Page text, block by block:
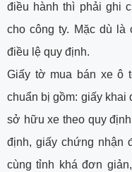
điều hành thì phải ghi
cho công ty. Mặc dù là
điều lệ quy định.
Giấy tờ mua bán xe ô
chuẩn bị gồm: giấy khai
sở hữu xe theo quy
định, giấy chứng nhận
cùng tỉnh khá đơn